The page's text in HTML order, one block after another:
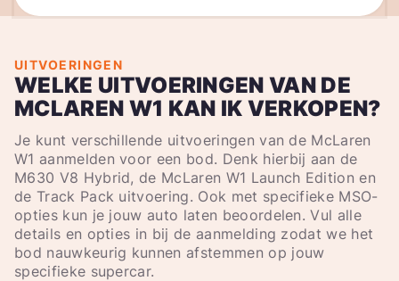
UITVOERINGEN
WELKE UITVOERINGEN VAN DE
MCLAREN W1 KAN IK VERKOPEN?
Je kunt verschillende uitvoeringen van de McLaren
W1 aanmelden voor een bod. Denk hierbij aan de
M630 V8 Hybrid, de McLaren W1 Launch Edition en
de Track Pack uitvoering. Ook met specifieke MSO-
opties kun je jouw auto laten beoordelen. Vul alle
details en opties in bij de aanmelding zodat we het
bod nauwkeurig kunnen afstemmen op jouw
specifieke supercar.